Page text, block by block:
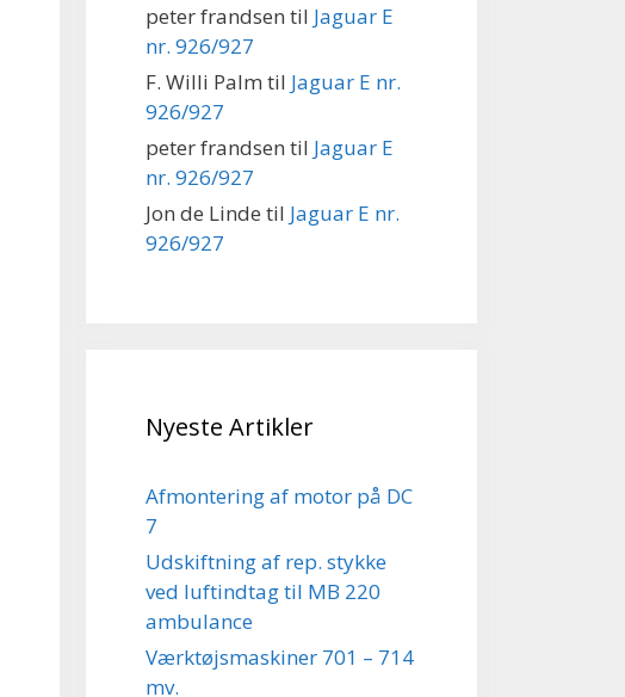
peter frandsen til Jaguar E
nr. 926/927
F. Willi Palm til Jaguar E nr.
926/927
peter frandsen til Jaguar E
nr. 926/927
Jon de Linde til Jaguar E nr.
926/927
Nyeste Artikler
Afmontering af motor på DC
7
Udskiftning af rep. stykke
ved luftindtag til MB 220
ambulance
Værktøjsmaskiner 701 – 714
mv.